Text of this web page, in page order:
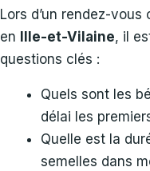
Lors d’un rendez-vous
en
Ille-et-Vilaine, il
questions clés :
Quels sont les
délai les
Quelle est la
semelles dans